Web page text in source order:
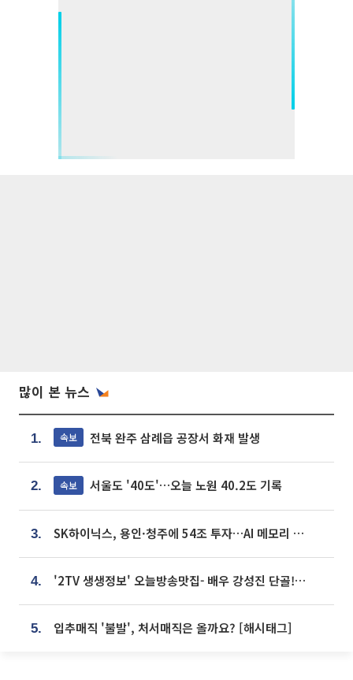
많이 본 뉴스
1. 속보 전북 완주 삼례읍 공장서 화재 발생
2. 속보 서울도 '40도'…오늘 노원 40.2도 기록
3. SK하이닉스, 용인·청주에 54조 투자…AI 메모리 생산기지 키운다
4. '2TV 생생정보' 오늘방송맛집- 배우 강성진 단골! 쌀국수ㆍ푸팟퐁 커리 맛집 '블○○○'
5. 입추매직 '불발', 처서매직은 올까요? [해시태그]